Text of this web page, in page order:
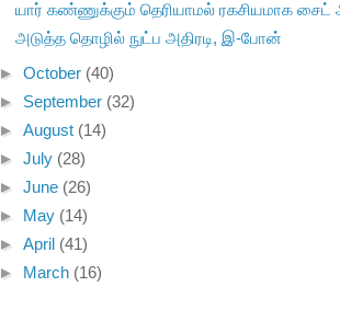
யார் கண்ணுக்கும் தெரியாமல் ரகசியமாக சைட்
அடுத்த தொழில் நுட்ப அதிரடி, இ-போன்
►October (40)
► September (32)
►August (14)
►July (28)
►June (26)
►
May (14)
►April (41)
►
March (16)